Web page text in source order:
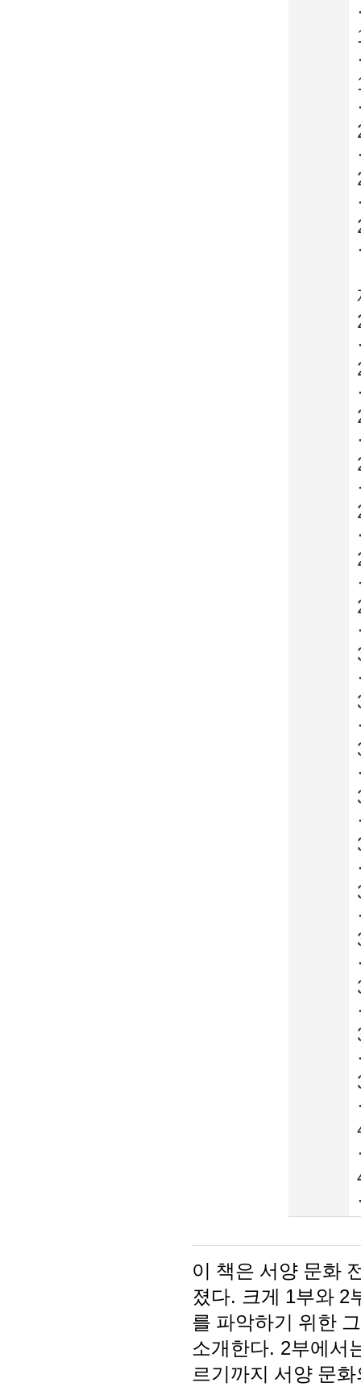
이 책은 서양 문화
졌다. 크게 1부와 2
를 파악하기 위한
소개한다. 2부에서
르기까지 서양 문